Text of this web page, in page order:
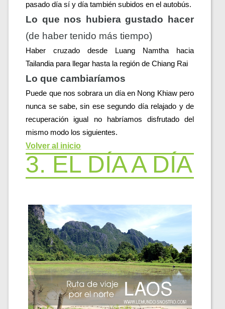
pasado día sí y día también subidos en el autobús.
(de haber tenido más tiempo)
Haber cruzado desde Luang Namtha hacia
Tailandia para llegar hasta la región de Chiang Rai
Lo que cambiaríamos
Puede que nos sobrara un día en Nong Khiaw pero
nunca se sabe, sin ese segundo día relajado y de
recuperación igual no habríamos disfrutado del
mismo modo los siguientes.
Volver al inicio
3. EL DÍA A DÍA